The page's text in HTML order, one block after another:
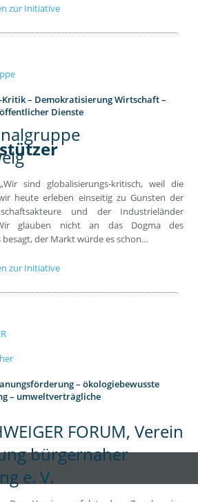
zur Initiative
– Demokratisierung Wirtschaft –
Dienste
sind globalisierungs-kritisch, weil die
heute erleben einseitig zu Gunsten der
und der Industrieländer
glauben nicht an das Dogma des
der Markt würde es schon…
zur Initiative
– ökologiebewusste
– umweltverträgliche
FORUM, Verein
bürgernaher
e. V.